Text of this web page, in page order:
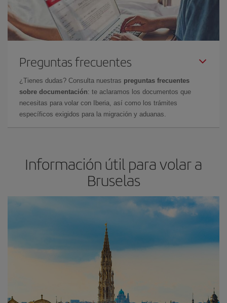
Preguntas frecuentes
¿Tienes dudas? Consulta nuestras preguntas frecuentes
sobre documentación: te aclaramos los documentos que
necesitas para volar con Iberia, así como los trámites
específicos exigidos para la migración y aduanas.
Información útil para volar a
Bruselas